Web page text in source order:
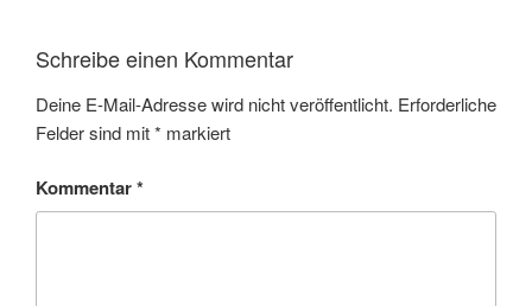
Schreibe einen Kommentar
Deine E-Mail-Adresse wird nicht veröffentlicht. Erforderliche
Felder sind mit* markiert
Kommentar*